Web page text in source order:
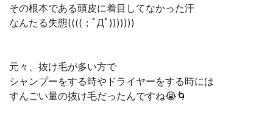
その根本である頭皮に着目してなかった汗
なんたる失態((((；ﾟДﾟ)))))))
元々、抜け毛が多い方で
シャンプーをする時やドライヤーをする時には
すんごい量の抜け毛だったんですね😭🌀